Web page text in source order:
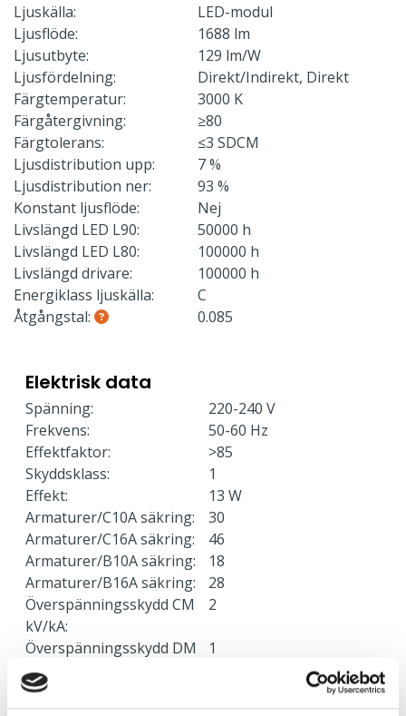
Ljuskälla:
LED-modul
Ljusflöde:
1688 lm
Ljusutbyte:
129 lm/W
Ljusfördelning:
Direkt/Indirekt, Direkt
Färgtemperatur:
3000 K
Färgåtergivning:
≥80
Färgtolerans:
≤3 SDCM
Ljusdistribution upp:
7 %
Ljusdistribution ner:
93 %
Konstant ljusflöde:
Nej
Livslängd LED L90:
50000 h
Livslängd LED L80:
100000 h
Livslängd drivare:
100000 h
Energiklass ljuskälla:
C
Åtgångstal:
0.085
Elektrisk data
Spänning:
220-240 V
Frekvens:
50-60 Hz
Effektfaktor:
>85
Skyddsklass:
1
Effekt:
13 W
Armaturer/C10A säkring:
30
Armaturer/C16A säkring:
46
Armaturer/B10A säkring:
18
Armaturer/B16A säkring:
28
Överspänningsskydd CM
kV/kA:
2
Överspänningsskydd DM
kV/kA:
1